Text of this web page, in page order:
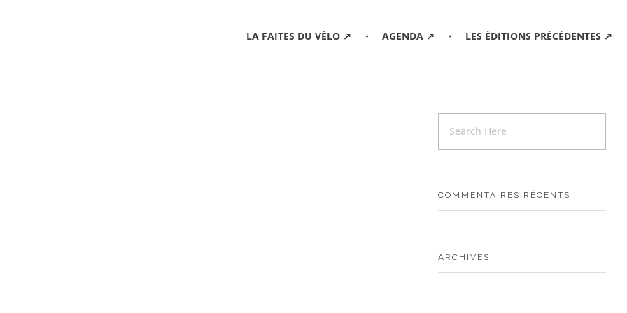
LA FAITES DU VÉLO ↗ AGENDA ↗ LES ÉDITIONS PRÉCÉDENTES ↗
COMMENTAIRES RÉCENTS
ARCHIVES